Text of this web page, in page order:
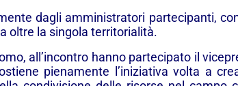
dagli amministratori partecipanti,
oltre la singola territorialità.
all’incontro hanno partecipato il
pienamente l’iniziativa volta a